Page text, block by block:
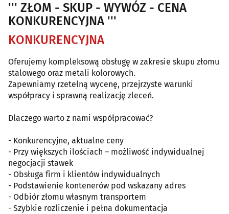
''' ZŁOM - SKUP - WYWÓZ - CENA
KONKURENCYJNA '''
KONKURENCYJNA
Oferujemy kompleksową obsługę w zakresie skupu złomu
stalowego oraz metali kolorowych.
Zapewniamy rzetelną wycenę, przejrzyste warunki
współpracy i sprawną realizację zleceń.
Dlaczego warto z nami współpracować?
- Konkurencyjne, aktualne ceny
- Przy większych ilościach – możliwość indywidualnej
negocjacji stawek
- Obsługa firm i klientów indywidualnych
- Podstawienie kontenerów pod wskazany adres
- Odbiór złomu własnym transportem
- Szybkie rozliczenie i pełna dokumentacja